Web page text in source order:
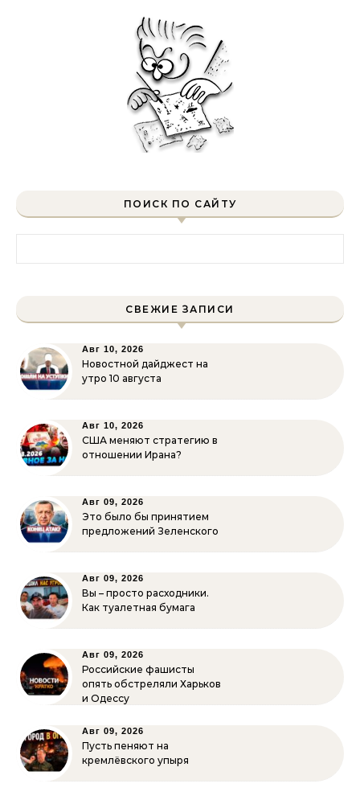
ПОИСК ПО САЙТУ
СВЕЖИЕ ЗАПИСИ
Авг 10, 2026
Новостной дайджест на
утро 10 августа
Авг 10, 2026
США меняют стратегию в
отношении Ирана?
Авг 09, 2026
Это было бы принятием
предложений Зеленского
Авг 09, 2026
Вы – просто расходники.
Как туалетная бумага
Авг 09, 2026
Российские фашисты
опять обстреляли Харьков
и Одессу
Авг 09, 2026
Пусть пеняют на
кремлёвского упыря